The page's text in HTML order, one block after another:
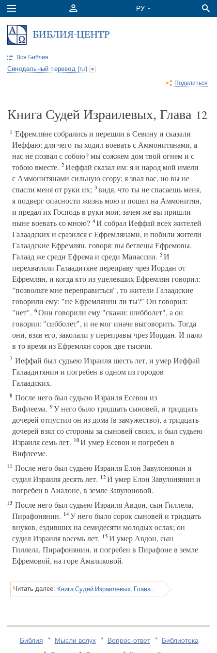
Вся Библия
Синодальный перевод (ru)
Поделиться
Книга Судей Израилевых, Глава 12
1 Ефремляне собрались и перешли в Севину и сказали
Иеффаю: для чего ты ходил воевать с Аммонитянами, а
нас не позвал с собою? мы сожжем дом твой огнем и с
тобою вместе. 2Иеффай сказал им: я и народ мой имели
с Аммонитянами сильную ссору; я звал вас, но вы не
спасли меня от руки их; 3видя, что ты не спасаешь меня,
я подверг опасности жизнь мою и пошел на Аммонитян,
и предал их Господь в руки мои; зачем же вы пришли
ныне воевать со мною? 4И собрал Иеффай всех жителей
Галаадских и сразился с Ефремлянами, и побили жители
Галаадские Ефремлян, говоря: вы беглецы Ефремовы,
Галаад же среди Ефрема и среди Манассии. 5И
перехватили Галаадитяне переправу чрез Иордан от
Ефремлян, и когда кто из уцелевших Ефремлян говорил:
"позвольте мне переправиться", то жители Галаадские
говорили ему: "не Ефремлянин ли ты?" Он говорил:
"нет". 6Они говорили ему "скажи: шибболет", а он
говорил: "сибболет", и не мог иначе выговорить. Тогда
они, взяв его, заколали у переправы чрез Иордан. И пало
в то время из Ефремлян сорок две тысячи.
7 Иеффай был судьею Израиля шесть лет, и умер Иеффай
Галаадитянин и погребен в одном из городов
Галаадских.
8 После него был судьею Израиля Есевон из
Вифлеема. 9У него было тридцать сыновей, и тридцать
дочерей отпустил он из дома (в замужество), а тридцать
дочерей взял со стороны за сыновей своих, и был судьею
Израиля семь лет. 10И умер Есевон и погребен в
Вифлееме.
11 После него был судьею Израиля Елон Завулонянин и
судил Израиля десять лет. 12И умер Елон Завулонянин и
погребен в Аиалоне, в земле Завулоновой.
13 После него был судьею Израиля Авдон, сын Гиллела,
Пирафонянин. 14У него было сорок сыновей и тридцать
внуков, ездивших на семидесяти молодых ослах; он
судил Израиля восемь лет. 15И умер Авдон, сын
Гиллела, Пирафонянин, и погребен в Пирафоне в земле
Ефремовой, на горе Амаликовой.
Читать далее: Книга Судей Израилевых, Глава 13
Библия Мысли вслух Вопрос-ответ
Библиотека